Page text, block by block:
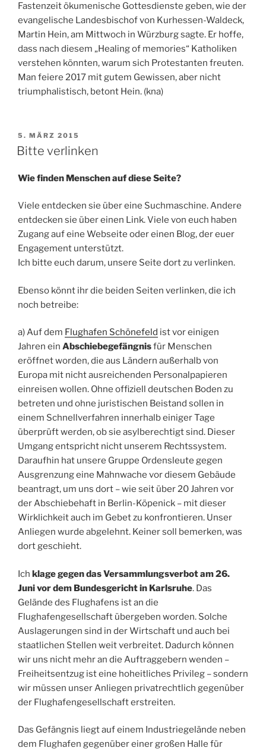
Fastenzeit ökumenische Gottesdienste geben, wie der
evangelische Landesbischof von Kurhessen-Waldeck,
Martin Hein, am Mittwoch in Würzburg sagte. Er hoffe,
dass nach diesem „Healing of memories“ Katholiken
verstehen könnten, warum sich Protestanten freuten.
Man feiere 2017 mit gutem Gewissen, aber nicht
triumphalistisch, betont Hein. (kna)
VERÖFFENTLICHT
AM
5. MÄRZ 2015
Bitte verlinken
Wie finden Menschen auf diese Seite?
Viele entdecken sie über eine Suchmaschine. Andere
entdecken sie über einen Link. Viele von euch haben
Zugang auf eine Webseite oder einen Blog, der euer
Engagement unterstützt.
Ich bitte euch darum, unsere Seite dort zu verlinken.
Ebenso könnt ihr die beiden Seiten verlinken, die ich
noch betreibe:
a) Auf dem Flughafen Schönefeld ist vor einigen
Jahren ein Abschiebegefängnisfür Menschen
eröffnet worden, die aus Ländern außerhalb von
Europa mit nicht ausreichenden Personalpapieren
einreisen wollen. Ohne offiziell deutschen Boden zu
betreten und ohne juristischen Beistand sollen in
einem Schnellverfahren innerhalb einiger Tage
überprüft werden, ob sie asylberechtigt sind. Dieser
Umgang entspricht nicht unserem Rechtssystem.
Daraufhin hat unsere Gruppe Ordensleute gegen
Ausgrenzung eine Mahnwache vor diesem Gebäude
beantragt, um uns dort – wie seit über 20 Jahren vor
der Abschiebehaft in Berlin-Köpenick – mit dieser
Wirklichkeit auch im Gebet zu konfrontieren. Unser
Anliegen wurde abgelehnt. Keiner soll bemerken, was
dort geschieht.
Ich klage gegen das Versammlungsverbot am 26.
Juni vor dem Bundesgericht in Karlsruhe. Das
Gelände des Flughafens ist an die
Flughafengesellschaft übergeben worden. Solche
Auslagerungen sind in der Wirtschaft und auch bei
staatlichen Stellen weit verbreitet. Dadurch können
wir uns nicht mehr an die Auftraggebern wenden –
Freiheitsentzug ist eine hoheitliches Privileg – sondern
wir müssen unser Anliegen privatrechtlich gegenüber
der Flughafengesellschaft erstreiten.
Das Gefängnis liegt auf einem Industriegelände neben
dem Flughafen gegenüber einer großen Halle für